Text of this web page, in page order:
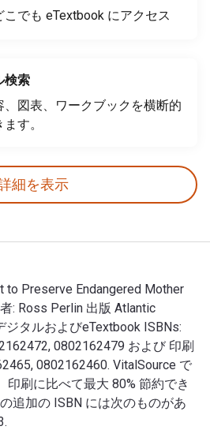
こでも eTextbook にアクセス
検索
、図表、ワークブックを横断的
す。
細を表示
to Preserve Endangered Mother
: Ross Perlin 出版 Atlantic
タルおよびeTextbook ISBNs:
0802162479 および 印刷
0802162460. VitalSource で
印刷に比べて最大 80% 節約でき
追加の ISBN には次のものがあ